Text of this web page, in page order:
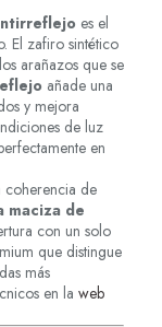
es el
El zafiro sintético
arañazos que se
añade una
y mejora
de luz
en
coherencia de
maciza de
con un solo
que distingue
más
en la web